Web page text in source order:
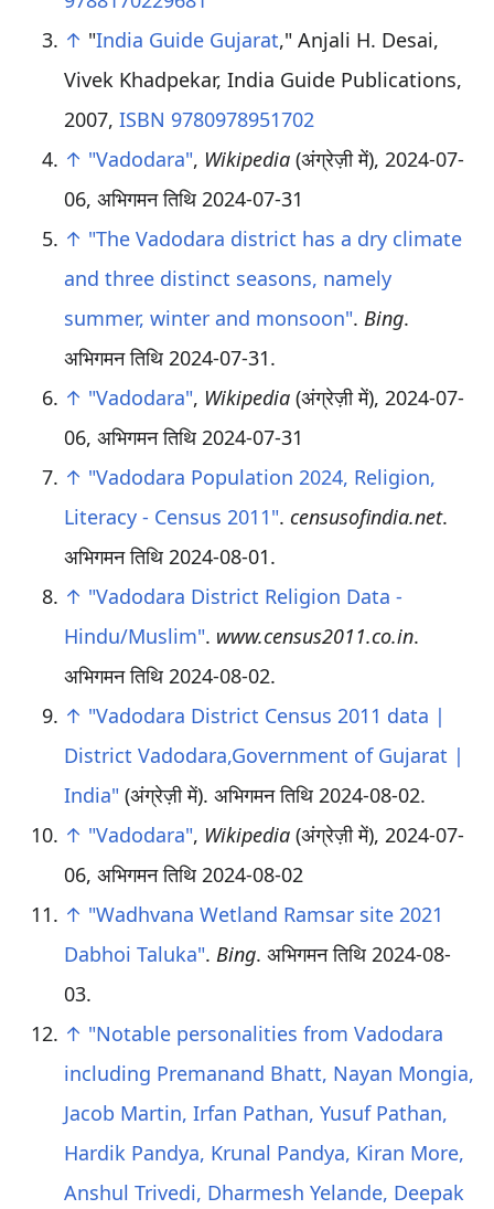
↑ "India Guide Gujarat," Anjali H. Desai,
Vivek Khadpekar, India Guide Publications,
2007, ISBN 9780978951702
↑ "Vadodara", Wikipedia(अंग्रेज़ी में), 2024-07-
06, अभिगमन तिथि 2024-07-31
↑ "The Vadodara district has a dry climate
and three distinct seasons, namely
summer, winter and monsoon". Bing.
अभिगमन तिथि 2024-07-31.
↑ "Vadodara", Wikipedia(अंग्रेज़ी में), 2024-07-
06, अभिगमन तिथि 2024-07-31
↑ "Vadodara Population 2024, Religion,
Literacy - Census 2011". censusofindia.net.
अभिगमन तिथि 2024-08-01.
↑ "Vadodara District Religion Data -
Hindu/Muslim". www.census2011.co.in.
अभिगमन तिथि 2024-08-02.
↑ "Vadodara District Census 2011 data |
District Vadodara,Government of Gujarat |
India"(अंग्रेज़ी में). अभिगमन तिथि 2024-08-02.
↑ "Vadodara", Wikipedia(अंग्रेज़ी में), 2024-07-
06, अभिगमन तिथि 2024-08-02
↑ "Wadhvana Wetland Ramsar site 2021
Dabhoi Taluka". Bing. अभिगमन तिथि 2024-08-
03.
↑ "Notable personalities from Vadodara
including Premanand Bhatt, Nayan Mongia,
Jacob Martin, Irfan Pathan, Yusuf Pathan,
Hardik Pandya, Krunal Pandya, Kiran More,
Anshul Trivedi, Dharmesh Yelande, Deepak